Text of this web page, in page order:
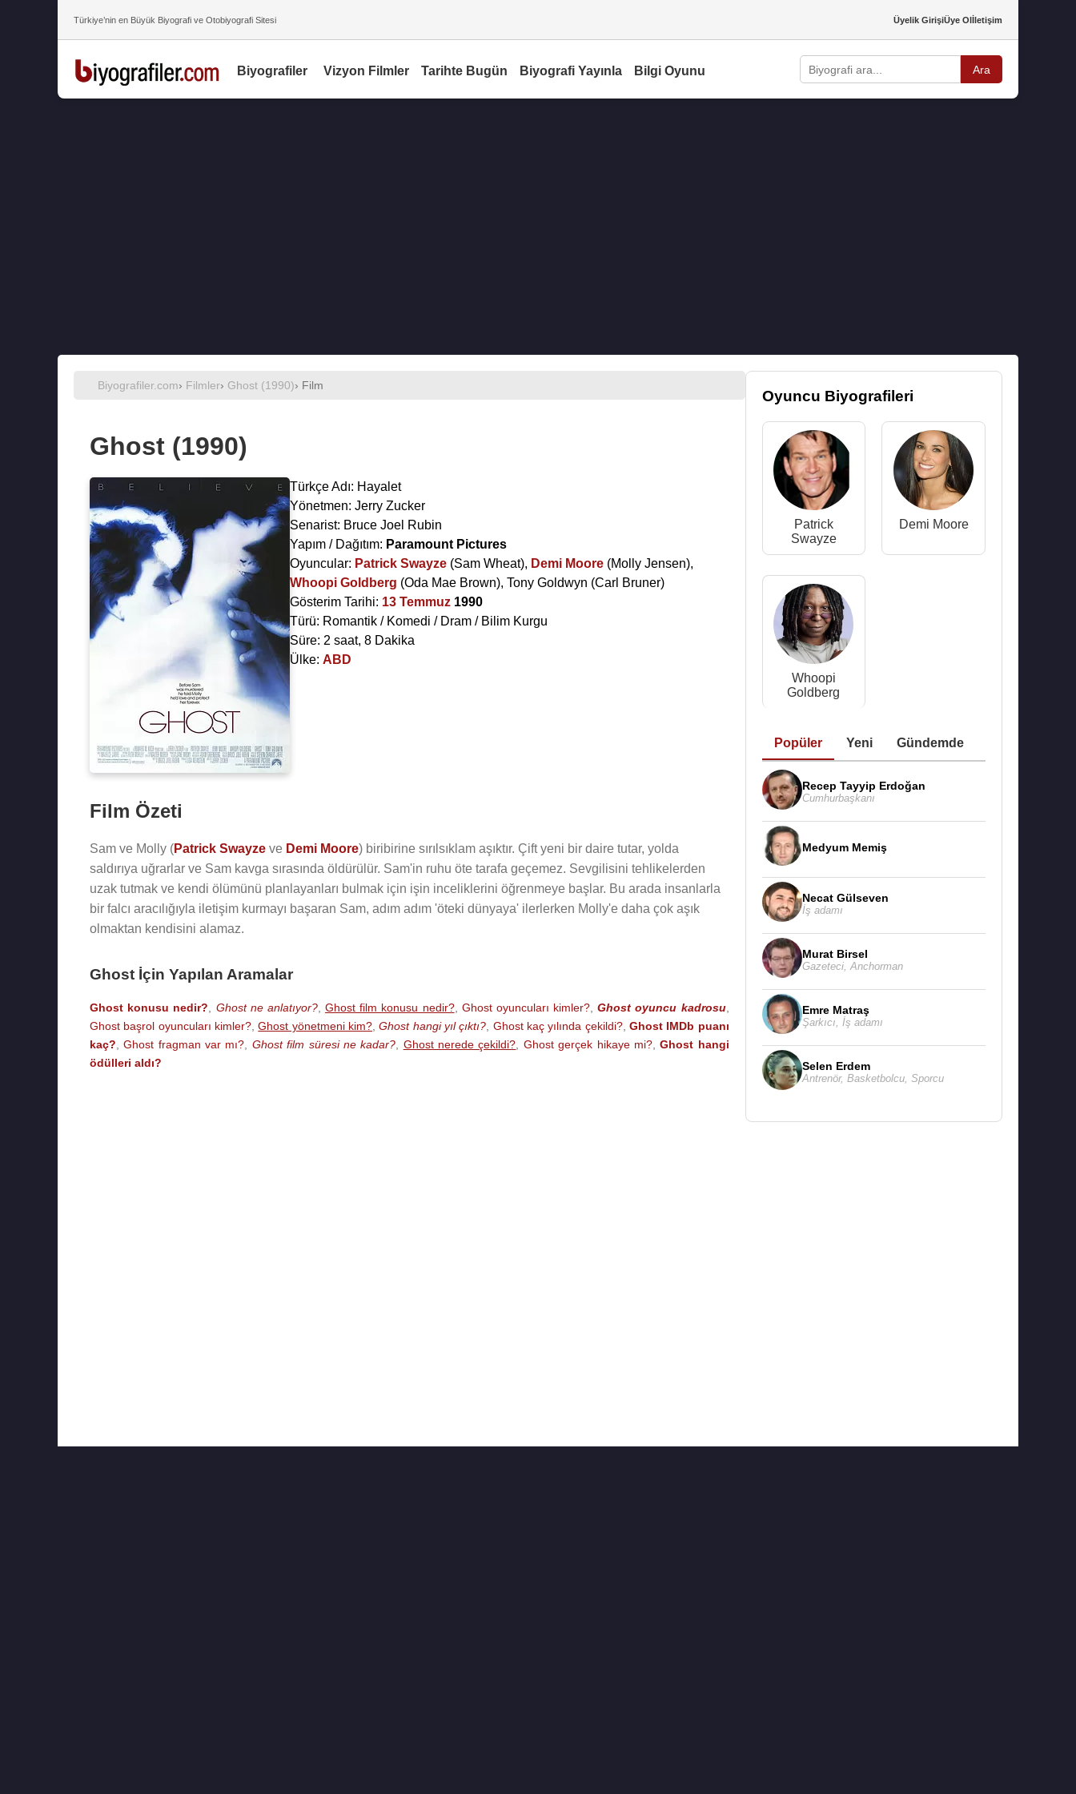
Türkiye’nin en Büyük Biyografi ve Otobiyografi Sitesi Üyelik GirişiÜye Olİletişim
Biyografiler Vizyon Filmler Tarihte Bugün Biyografi Yayınla Bilgi Oyunu Ara
Biyografiler.com› Filmler› Ghost (1990)› Film
Ghost (1990)
Türkçe Adı: Hayalet
Yönetmen: Jerry Zucker
Senarist: Bruce Joel Rubin
Yapım / Dağıtım: Paramount Pictures
Oyuncular: Patrick Swayze (Sam Wheat), Demi Moore (Molly Jensen),
Whoopi Goldberg (Oda Mae Brown), Tony Goldwyn (Carl Bruner)
Gösterim Tarihi: 13 Temmuz 1990
Türü: Romantik / Komedi / Dram / Bilim Kurgu
Süre: 2 saat, 8 Dakika
Ülke: ABD
Film Özeti
Sam ve Molly (Patrick Swayze ve Demi Moore) biribirine sırılsıklam aşıktır. Çift yeni bir daire tutar, yolda
saldırıya uğrarlar ve Sam kavga sırasında öldürülür. Sam'in ruhu öte tarafa geçemez. Sevgilisini tehlikelerden
uzak tutmak ve kendi ölümünü planlayanları bulmak için işin inceliklerini öğrenmeye başlar. Bu arada insanlarla
bir falcı aracılığıyla iletişim kurmayı başaran Sam, adım adım 'öteki dünyaya' ilerlerken Molly'e daha çok aşık
olmaktan kendisini alamaz.
Ghost İçin Yapılan Aramalar
Ghost konusu nedir? Ghost ne anlatıyor?,Ghost film konusu nedir?, Ghost oyuncuları kimler? ,Ghost oyuncu kadrosu,
Ghost başrol oyuncuları kimler?,Ghost yönetmeni kim?,Ghost hangi yıl çıktı? Ghost kaç yılında çekildi?, Ghost IMDb puanı
kaç? ,Ghost fragman var mı? Ghost film süresi ne kadar? Ghost nerede çekildi? Ghost gerçek hikaye mi?,Ghost hangi
ödülleri aldı?
Oyuncu Biyografileri
Patrick
Swayze
Demi Moore
Whoopi
Goldberg
Popüler Yeni Gündemde
Recep Tayyip Erdoğan
Cumhurbaşkanı
Medyum Memiş
Necat Gülseven
İş adamı
Murat Birsel
Gazeteci, Anchorman
Emre Matraş
Şarkıcı İş adamı
Selen Erdem
Antrenör, Basketbolcu, Sporcu